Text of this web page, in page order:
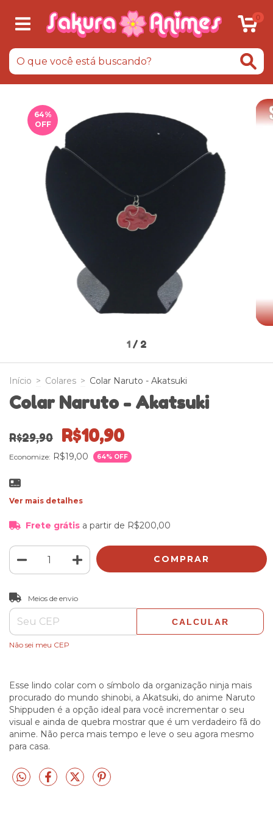
0
64%
OFF
1 / 2
Início > Colares > Colar Naruto - Akatsuki
Colar Naruto - Akatsuki
R$29,90 R$10,90
Economize: R$19,00 64% OFF
Ver mais detalhes
Frete grátis a partir de R$200,00
Entregas para o CEP:
Meios de envio
CALCULAR
Não sei meu CEP
Esse lindo colar com o símbolo da organização ninja mais
procurado do mundo shinobi, a Akatsuki, do anime Naruto
Shippuden é a opção ideal para você incrementar o seu
visual e ainda de quebra mostrar que é um verdadeiro fã do
anime. Não perca mais tempo e leve o seu agora mesmo
para casa.